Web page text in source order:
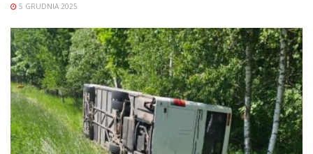
5 GRUDNIA 2025